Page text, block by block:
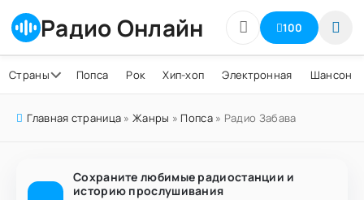
Радио Онлайн 100
Страны Попса Рок Хип-хоп Электронная Шансон
Главная страница »Жанры » Попса» Радио Забава
Сохраните любимые радиостанции и
историю прослушивания